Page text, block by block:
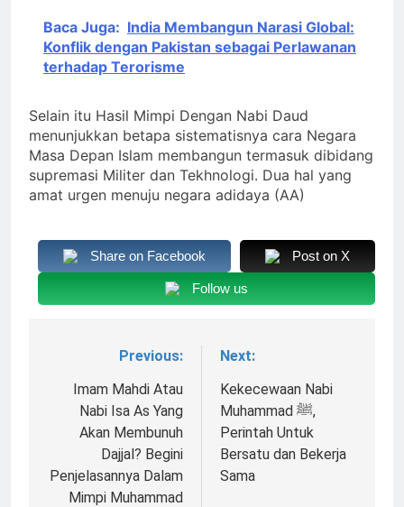
Baca Juga: India Membangun Narasi Global:
Konflik dengan Pakistan sebagai Perlawanan
terhadap Terorisme
Selain itu Hasil Mimpi Dengan Nabi Daud
menunjukkan betapa sistematisnya cara Negara
Masa Depan Islam membangun termasuk dibidang
supremasi Militer dan Tekhnologi. Dua hal yang
amat urgen menuju negara adidaya (AA)
Share on Facebook Post on X
Follow us
Navigasi
pos
Previous:
Imam Mahdi Atau
Nabi Isa As Yang
Akan Membunuh
Dajjal? Begini
Penjelasannya Dalam
Mimpi Muhammad
Next:
Kekecewaan Nabi
Muhammad ﷺ,
Perintah Untuk
Bersatu dan Bekerja
Sama